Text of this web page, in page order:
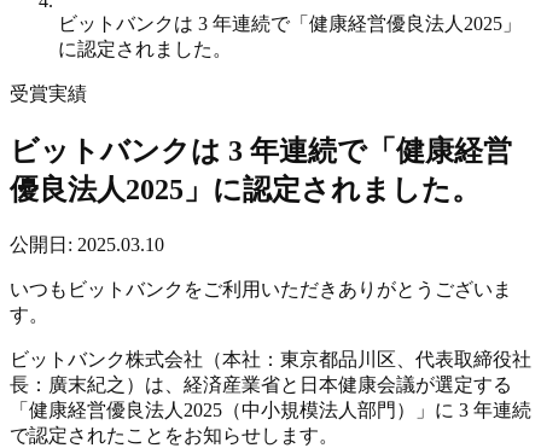
ビットバンクは 3 年連続で「健康経営優良法人2025」
に認定されました。
受賞実績
ビットバンクは 3 年連続で「健康経営
優良法人2025」に認定されました。
公開日 : 2025.03.10
いつもビットバンクをご利用いただきありがとうございま
す。
ビットバンク株式会社（本社：東京都品川区、代表取締役社
長：廣末紀之）は、経済産業省と日本健康会議が選定する
「健康経営優良法人2025（中小規模法人部門）」に 3 年連続
で認定されたことをお知らせします。